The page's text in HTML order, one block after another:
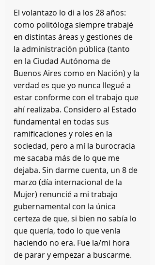
El volantazo lo di a los 28 años:
como politóloga siempre trabajé
en distintas áreas y gestiones de
la administración pública (tanto
en la Ciudad Autónoma de
Buenos Aires como en Nación) y la
verdad es que yo nunca llegué a
estar conforme con el trabajo que
ahí realizaba. Considero al Estado
fundamental en todas sus
ramificaciones y roles en la
sociedad, pero a mí la burocracia
me sacaba más de lo que me
dejaba. Sin darme cuenta, un 8 de
marzo (día internacional de la
Mujer) renuncié a mi trabajo
gubernamental con la única
certeza de que, si bien no sabía lo
que quería, todo lo que venía
haciendo no era. Fue la/mi hora
de parar y empezar a buscarme.